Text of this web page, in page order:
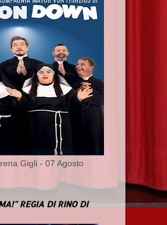
Gigli - 07 Agosto
REGIA DI RINO DI